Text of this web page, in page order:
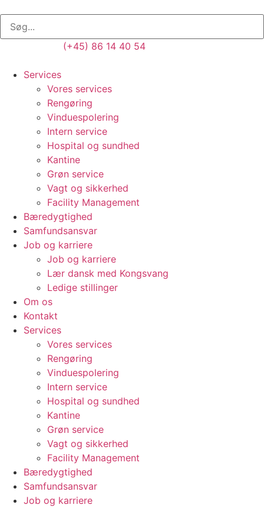
(+45) 86 14 40 54
Services
Vores services
Rengøring
Vinduespolering
Intern service
Hospital og sundhed
Kantine
Grøn service
Vagt og sikkerhed
Facility Management
Bæredygtighed
Samfundsansvar
Job og karriere
Job og karriere
Lær dansk med Kongsvang
Ledige stillinger
Om os
Kontakt
Services
Vores services
Rengøring
Vinduespolering
Intern service
Hospital og sundhed
Kantine
Grøn service
Vagt og sikkerhed
Facility Management
Bæredygtighed
Samfundsansvar
Job og karriere